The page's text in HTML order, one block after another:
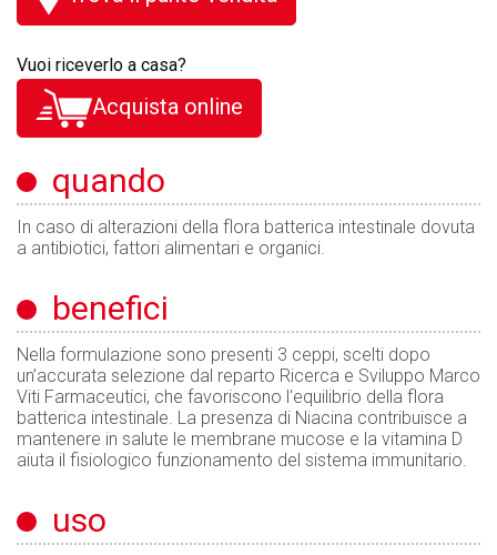
Vuoi riceverlo a casa?
Acquista online
quando
In caso di alterazioni della flora batterica intestinale dovuta
a antibiotici, fattori alimentari e organici.
benefici
Nella formulazione sono presenti 3 ceppi, scelti dopo
un’accurata selezione dal reparto Ricerca e Sviluppo Marco
Viti Farmaceutici, che favoriscono l'equilibrio della flora
batterica intestinale. La presenza di Niacina contribuisce a
mantenere in salute le membrane mucose e la vitamina D
aiuta il fisiologico funzionamento del sistema immunitario.
uso